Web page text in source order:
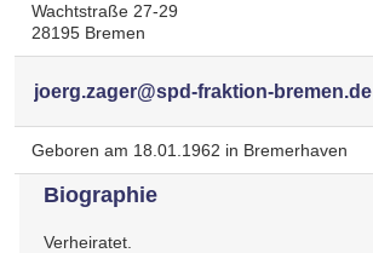
Wachtstraße 27-29
28195 Bremen
joerg.zager@spd-fraktion-bremen.de
Geboren am 18.01.1962 in Bremerhaven
Biographie
Verheiratet.